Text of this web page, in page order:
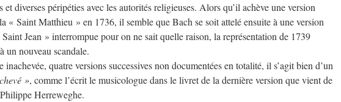
et diverses péripéties avec les autorités religieuses. Alors qu’il achève une version
« Saint Matthieu » en 1736, il semble que Bach se soit attelé ensuite à une version
Jean » interrompue pour on ne sait quelle raison, la représentation de 1739
un nouveau scandale.
quatre versions successives non documentées en totalité, il s’agit bien d’un
», comme l’écrit le musicologue dans le livret de la dernière version que vient de
Herreweghe.